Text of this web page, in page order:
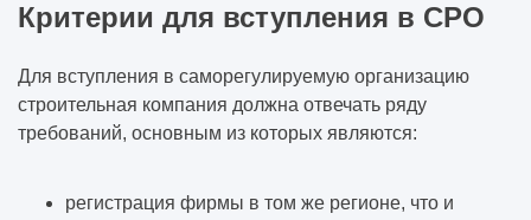
Критерии для вступления в СРО
Для вступления в саморегулируемую организацию
строительная компания должна отвечать ряду
требований, основным из которых являются:
регистрация фирмы в том же регионе, что и